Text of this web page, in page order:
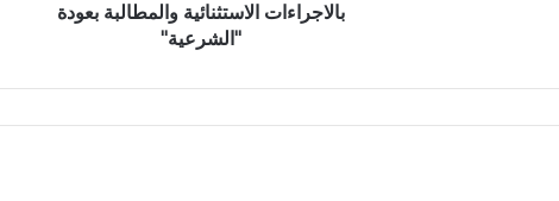
بالاجراءات الاستثنائية والمطالبة بعودة
"الشرعية"